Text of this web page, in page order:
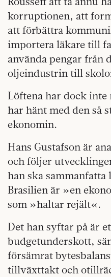
korruptionen, att
att förbättra
importera läkare till
använda pengar från
oljeindustrin till
Löftena har dock inte
har hänt med den så
ekonomin.
Hans Gustafson är
och följer
han ska sammanfatta
Brasilien är »en
som »haltar rejält«.
Det han syftar på är
budgetunderskott,
försämrat
tillväxttakt och